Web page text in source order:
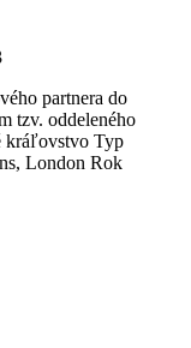
partnera do
tzv. oddeleného
kráľovstvo Typ
London Rok